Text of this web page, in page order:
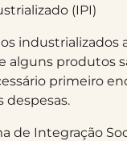
(IPI)
industrializados
alguns produtos
primeiro
despesas.
de Integração